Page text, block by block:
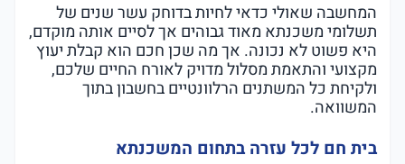
המחשבה שאולי כדאי לחיות בדוחק עשר שנים של
תשלומי משכנתא מאוד גבוהים אך לסיים אותה מוקדם,
היא פשוט לא נכונה. אך מה שכן חכם הוא קבלת יעוץ
מקצועי והתאמת מסלול מדויק לאורח החיים שלכם,
ולקיחת כל המשתנים הרלוונטיים בחשבון בתוך
המשוואה.
בית חם לכל עזרה בתחום המשכנתא